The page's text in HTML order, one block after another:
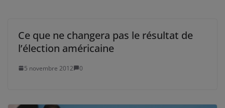
Ce que ne changera pas le résultat de
l’élection américaine
5 novembre 2012 0